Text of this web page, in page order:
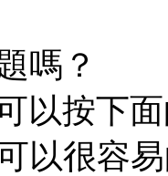
嗎？
以按下
以很容